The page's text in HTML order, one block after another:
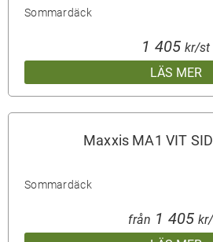
Sommardäck
LÄS MER
1 405 kr/st
Maxxis MA1 VIT
Sommardäck
från 1 405